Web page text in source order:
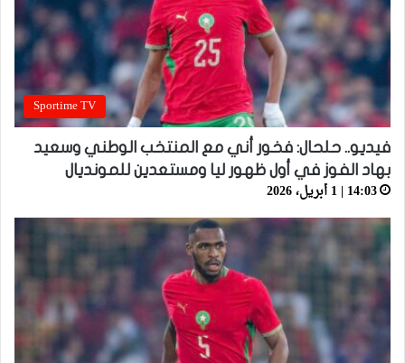
Sportime TV
فيديو.. حلحال: فخور أني مع المنتخب الوطني وسعيد
بهاد الفوز في أول ظهور ليا ومستعدين للمونديال
14:03 | 1 أبريل، 2026